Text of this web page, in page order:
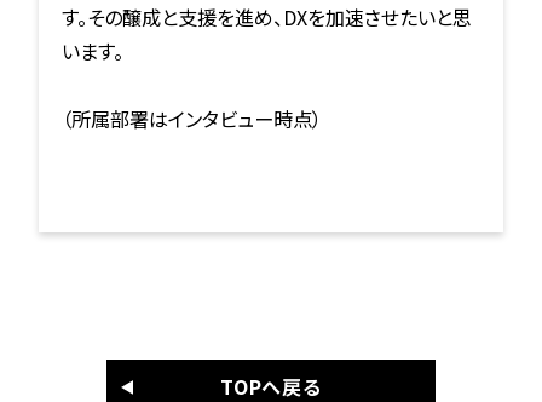
す。その醸成と支援を進め、DXを加速させたいと思
います。
（所属部署はインタビュー時点）
TOPへ戻る